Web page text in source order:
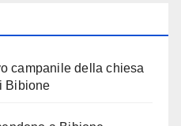
campanile della chiesa
Bibione